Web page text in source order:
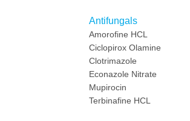
Antifungals
Amorofine HCL
Ciclopirox Olamine
Clotrimazole
Econazole Nitrate
Mupirocin
Terbinafine HCL